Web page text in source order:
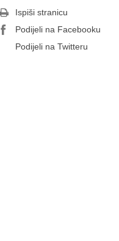
Ispiši stranicu
Podijeli na Facebooku
Podijeli na Twitteru